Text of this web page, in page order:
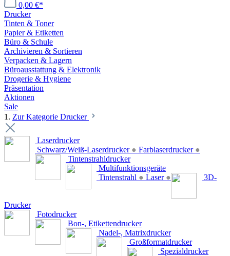
0,00 €*
Drucker
Tinten & Toner
Papier & Etiketten
Büro & Schule
Archivieren & Sortieren
Verpacken & Lagern
Büroausstattung & Elektronik
Drogerie & Hygiene
Präsentation
Aktionen
Sale
1. Zur Kategorie Drucker
Laserdrucker
Schwarz/Weiß-Laserdrucker ● Farblaserdrucker ●
Tintenstrahldrucker
Multifunktionsgeräte
Tintenstrahl ● Laser ● 3D-
Drucker
Fotodrucker
Bon-, Etikettendrucker
Nadel-, Matrixdrucker
Großformatdrucker
Spezialdrucker